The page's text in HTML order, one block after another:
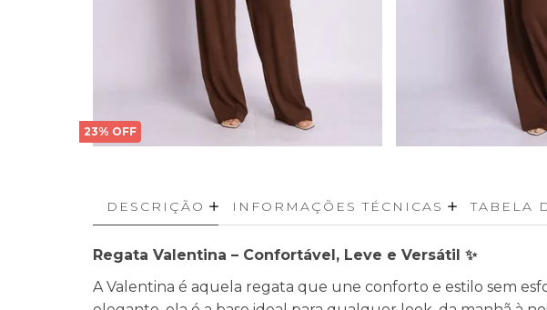
23% OFF
DESCRIÇÃO INFORMAÇÕES TÉCNICAS TABELA
Regata Valentina – Confortável, Leve e Versátil ✨
A Valentina é aquela regata que une conforto e estilo sem